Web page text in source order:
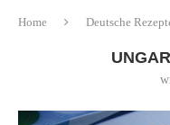
Home Deutsche